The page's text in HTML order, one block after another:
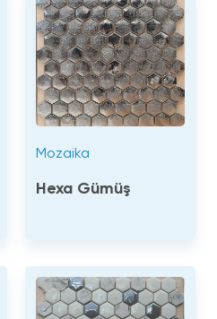
Mozaika
Hexa Gümüş